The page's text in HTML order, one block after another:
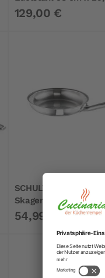
cm
129,00 €
SCHULTE UFER
Skagen 20 cm
54,99 €